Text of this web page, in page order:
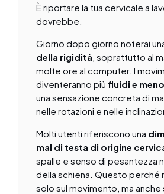
È riportare la tua cervicale a
dovrebbe.
Giorno dopo giorno noterai
della rigidità , soprattutto al
molte ore al computer. I
diventeranno più fluidi e
una sensazione concreta di
nelle rotazioni e nelle
Molti utenti riferiscono una
mal di testa di origine
spalle e senso di pesantezza
della schiena. Questo perché
solo sul movimento, ma anche